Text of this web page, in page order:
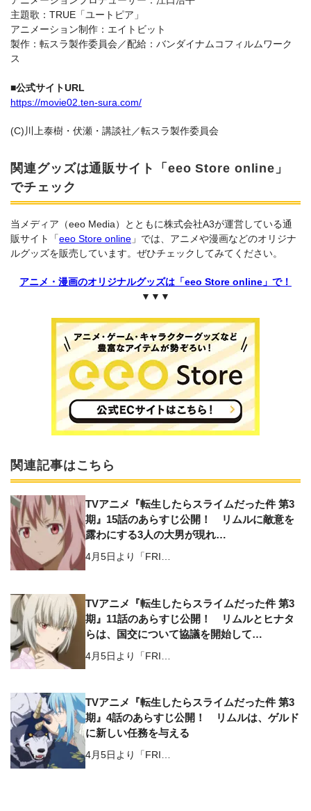
主題歌：TRUE「ユートピア」
アニメーション制作：エイトビット
製作：転スラ製作委員会／配給：バンダイナムコフィルムワーク
ス
■公式サイトURL
https://movie02.ten-sura.com/
(C)川上泰樹・伏瀬・講談社／転スラ製作委員会
関連グッズは通販サイト「eeo Store online」
でチェック
当メディア（eeo Media）とともに株式会社A3が運営している通
販サイト「eeo Store online 」では、アニメや漫画などのオリジナ
ルグッズを販売しています。ぜひチェックしてみてください。
アニメ・漫画のオリジナルグッズは「eeo Store online」で！
▼▼▼
関連記事はこちら
TVアニメ『転生したらスライムだった件 第3
期』15話のあらすじ公開！ リムルに敵意を
露わにする3人の大男が現れ…
4月5日より「FRI…
TVアニメ『転生したらスライムだった件 第3
期』11話のあらすじ公開！ リムルとヒナタ
らは、国交について協議を開始して…
4月5日より「FRI…
TVアニメ『転生したらスライムだった件 第3
期』4話のあらすじ公開！ リムルは、ゲルド
に新しい任務を与える
4月5日より「FRI…